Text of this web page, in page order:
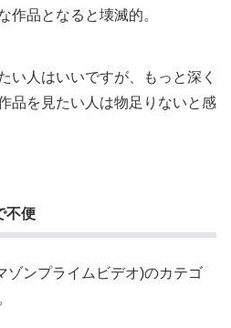
作品となると壊滅的。
い人はいいですが、もっと深く
品を見たい人は物足りないと感
不便
ゾンプライムビデオ)のカテゴ